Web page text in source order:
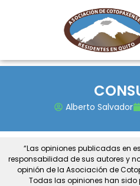
Alberto Salvador
“Las opiniones publicadas en
responsabilidad de sus autores y
opinión de la Asociación de
Todas las opiniones han